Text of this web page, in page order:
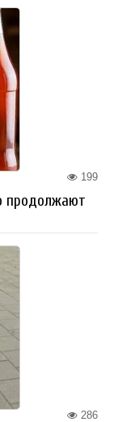
199
продолжают
286